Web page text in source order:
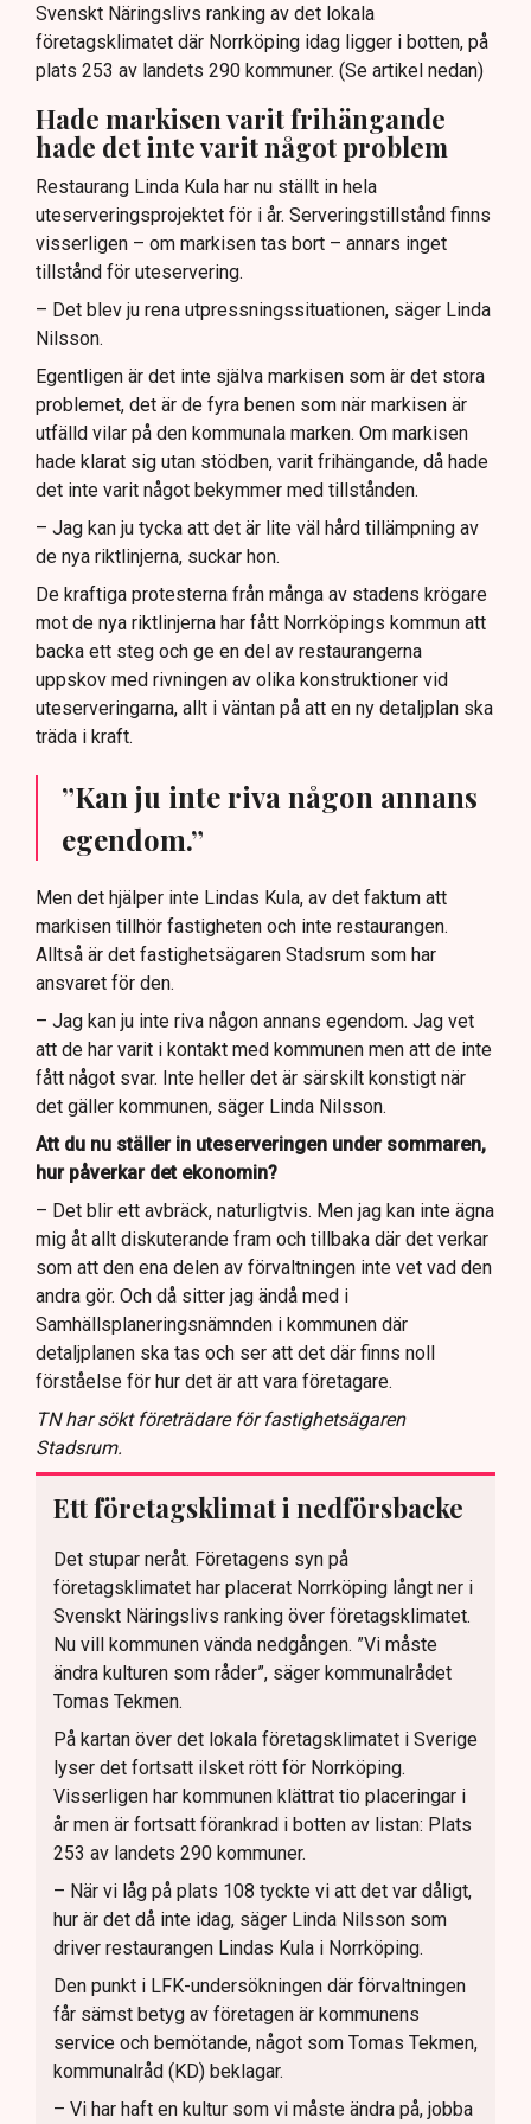
Svenskt Näringslivs ranking av det lokala
företagsklimatet där Norrköping idag ligger i botten, på
plats 253 av landets 290 kommuner. (Se artikel nedan)
Hade markisen varit frihängande
hade det inte varit något problem
Restaurang Linda Kula har nu ställt in hela
uteserveringsprojektet för i år. Serveringstillstånd finns
visserligen – om markisen tas bort – annars inget
tillstånd för uteservering.
– Det blev ju rena utpressningssituationen, säger Linda
Nilsson.
Egentligen är det inte själva markisen som är det stora
problemet, det är de fyra benen som när markisen är
utfälld vilar på den kommunala marken. Om markisen
hade klarat sig utan stödben, varit frihängande, då hade
det inte varit något bekymmer med tillstånden.
– Jag kan ju tycka att det är lite väl hård tillämpning av
de nya riktlinjerna, suckar hon.
De kraftiga protesterna från många av stadens krögare
mot de nya riktlinjerna har fått Norrköpings kommun att
backa ett steg och ge en del av restaurangerna
uppskov med rivningen av olika konstruktioner vid
uteserveringarna, allt i väntan på att en ny detaljplan ska
träda i kraft.
”Kan ju inte riva någon annans
egendom.”
Men det hjälper inte Lindas Kula, av det faktum att
markisen tillhör fastigheten och inte restaurangen.
Alltså är det fastighetsägaren Stadsrum som har
ansvaret för den.
– Jag kan ju inte riva någon annans egendom. Jag vet
att de har varit i kontakt med kommunen men att de inte
fått något svar. Inte heller det är särskilt konstigt när
det gäller kommunen, säger Linda Nilsson.
Att du nu ställer in uteserveringen under sommaren,
hur påverkar det ekonomin?
– Det blir ett avbräck, naturligtvis. Men jag kan inte ägna
mig åt allt diskuterande fram och tillbaka där det verkar
som att den ena delen av förvaltningen inte vet vad den
andra gör. Och då sitter jag ändå med i
Samhällsplaneringsnämnden i kommunen där
detaljplanen ska tas och ser att det där finns noll
förståelse för hur det är att vara företagare.
TN har sökt företrädare för fastighetsägaren
Stadsrum.
Ett företagsklimat i nedförsbacke
Det stupar neråt. Företagens syn på
företagsklimatet har placerat Norrköping långt ner i
Svenskt Näringslivs ranking över företagsklimatet.
Nu vill kommunen vända nedgången. ”Vi måste
ändra kulturen som råder”, säger kommunalrådet
Tomas Tekmen.
På kartan över det lokala företagsklimatet i Sverige
lyser det fortsatt ilsket rött för Norrköping.
Visserligen har kommunen klättrat tio placeringar i
år men är fortsatt förankrad i botten av listan: Plats
253 av landets 290 kommuner.
– När vi låg på plats 108 tyckte vi att det var dåligt,
hur är det då inte idag, säger Linda Nilsson som
driver restaurangen Lindas Kula i Norrköping.
Den punkt i LFK-undersökningen där förvaltningen
får sämst betyg av företagen är kommunens
service och bemötande, något som Tomas Tekmen,
kommunalråd (KD) beklagar.
– Vi har haft en kultur som vi måste ändra på, jobba